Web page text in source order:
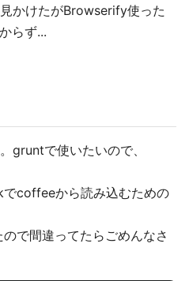
かけたがBrowserify使った
らず...
gruntで使いたいので、
coffeeから読み込むための
で間違ってたらごめんなさ